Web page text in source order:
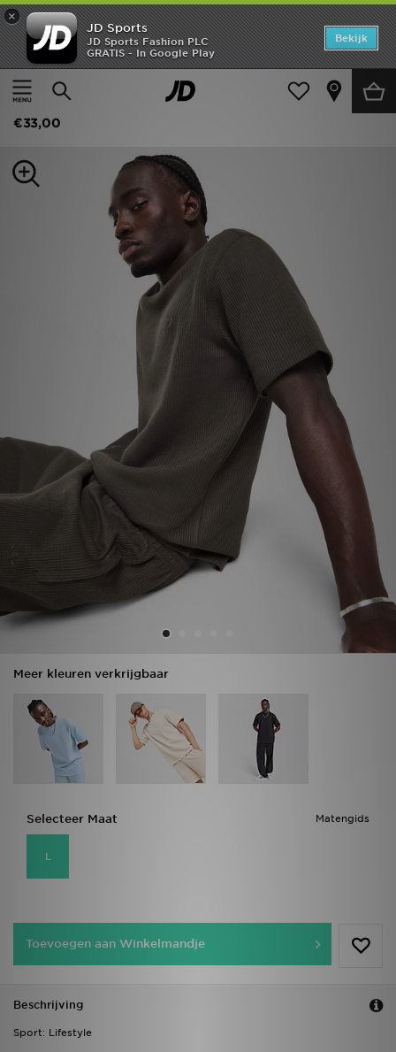
×
JD Sports
JD Sports Fashion PLC
GRATIS - In Google Play
Bekijk
Thuis
Heren Herenkleding
adidas Originals Waffle T-Shirt
€33,00
Meer kleuren verkrijgbaar
Matengids
Selecteer Maat
L
Toevoegen aan Winkelmandje
Beschrijving
Sport: Lifestyle
Home
Offers
Dames
Vind een winkel
Bestelling traceren
Klantenservice
Download de app